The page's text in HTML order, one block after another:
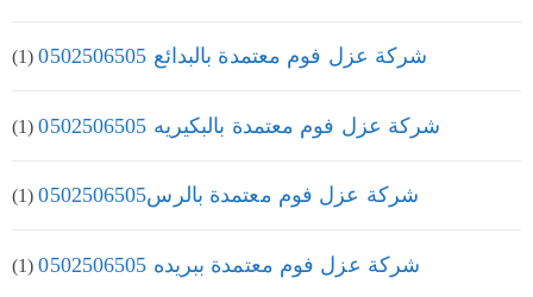
شركة عزل فوم معتمدة بالبدائع 0502506505 (1)
شركة عزل فوم معتمدة بالبكيريه 0502506505 (1)
شركة عزل فوم معتمدة بالرس0502506505 (1)
شركة عزل فوم معتمدة ببريده 0502506505 (1)